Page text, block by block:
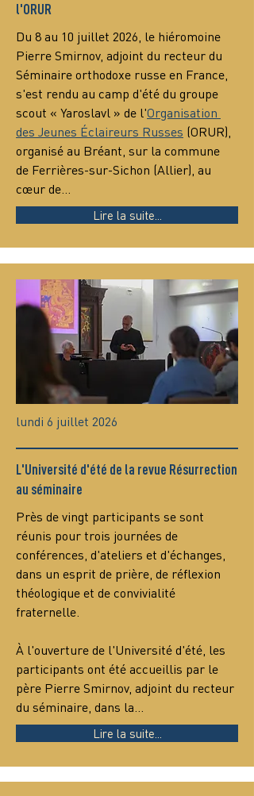
l'ORUR
Du 8 au 10 juillet 2026, le hiéromoine
Pierre Smirnov, adjoint du recteur du
Séminaire orthodoxe russe en France,
s'est rendu au camp d'été du groupe
scout « Yaroslavl » de l'Organisation
des Jeunes Éclaireurs Russes (ORUR),
organisé au Bréant, sur la commune
de Ferrières-sur-Sichon (Allier), au
cœur de…
Lire la suite...
lundi 6 juillet 2026
L'Université d'été de la revue Résurrection
au séminaire
Près de vingt participants se sont
réunis pour trois journées de
conférences, d'ateliers et d'échanges,
dans un esprit de prière, de réflexion
théologique et de convivialité
fraternelle.
À l'ouverture de l'Université d'été, les
participants ont été accueillis par le
père Pierre Smirnov, adjoint du recteur
du séminaire, dans la…
Lire la suite...